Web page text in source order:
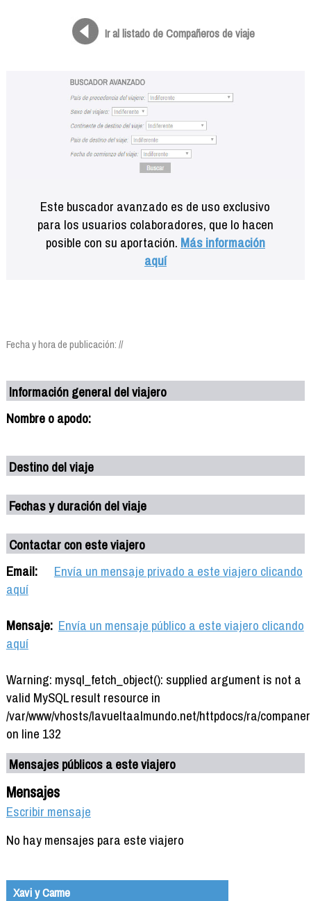
Ir al listado de Compañeros de viaje
Este buscador avanzado es de uso exclusivo
para los usuarios colaboradores, que lo hacen
posible con su aportación. Más información
aquí
Fecha y hora de publicación: //
Información general del viajero
Nombre o apodo:
Destino del viaje
Fechas y duración del viaje
Contactar con este viajero
Email:
Envía un mensaje privado a este viajero clicando
aquí
Mensaje: Envía un mensaje público a este viajero clicando
aquí
Warning: mysql_fetch_object(): supplied argument is not a
valid MySQL result resource in
/var/www/vhosts/lavueltaalmundo.net/httpdocs/ra/
on line 132
Mensajes públicos a este viajero
Mensajes
Escribir mensaje
No hay mensajes para este viajero
Xavi y Carme